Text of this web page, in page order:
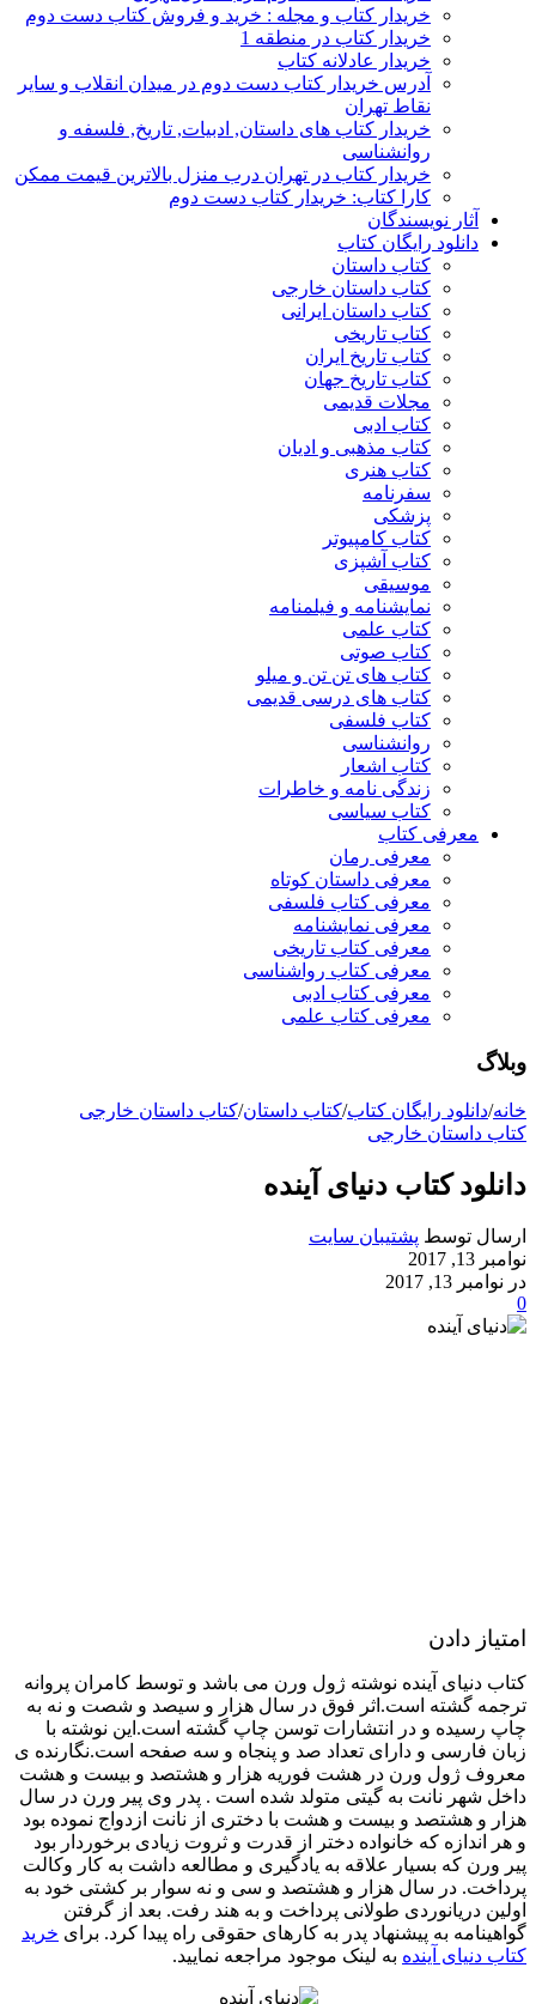
خریدار کتاب و مجله : خرید و فروش کتاب دست دوم
خریدار کتاب در منطقه 1
خریدار عادلانه کتاب
آدرس خریدار کتاب دست دوم در میدان انقلاب و سایر
نقاط تهران
خریدار کتاب های داستان, ادبیات, تاریخ, فلسفه و
روانشناسی
خریدار کتاب در تهران درب منزل بالاترین قیمت ممکن
کارا کتاب: خریدار کتاب دست دوم
آثار نویسندگان
دانلود رایگان کتاب
کتاب داستان
کتاب داستان خارجی
کتاب داستان ایرانی
کتاب تاریخی
کتاب تاریخ ایران
کتاب تاریخ جهان
مجلات قدیمی
کتاب ادبی
کتاب مذهبی و ادیان
کتاب هنری
سفرنامه
پزشکی
کتاب کامپیوتر
کتاب آشپزی
موسیقی
نمایشنامه و فیلمنامه
کتاب علمی
کتاب صوتی
کتاب های تن تن و میلو
کتاب های درسی قدیمی
کتاب فلسفی
روانشناسی
کتاب اشعار
زندگی نامه و خاطرات
کتاب سیاسی
معرفی کتاب
معرفی رمان
معرفی داستان کوتاه
معرفی کتاب فلسفی
معرفی نمایشنامه
معرفی کتاب تاریخی
معرفی کتاب رواشناسی
معرفی کتاب ادبی
معرفی کتاب علمی
وبلاگ
خانه/دانلود رایگان کتاب/کتاب داستان/کتاب داستان خارجی
کتاب داستان خارجی
دانلود کتاب دنیای آینده
ارسال توسط پشتیبان سایت
نوامبر 13, 2017
در نوامبر 13, 2017
0
امتیاز دادن
کتاب دنیای آینده نوشته ژول ورن می باشد و توسط کامران پروانه
ترجمه گشته است.اثر فوق در سال هزار و سیصد و شصت و نه به
چاپ رسیده و در انتشارات توسن چاپ گشته است.این نوشته با
زبان فارسی و دارای تعداد صد و پنجاه و سه صفحه است.نگارنده ی
معروف ژول ورن در هشت فوریه هزار و هشتصد و بیست و هشت
داخل شهر نانت به گیتی متولد شده است . پدر وی پیر ورن در سال
هزار و هشتصد و بیست و هشت با دختری از نانت ازدواج نموده بود
و هر اندازه که خانواده دختر از قدرت و ثروت زیادی برخوردار بود
پیر ورن که بسیار علاقه به یادگیری و مطالعه داشت به کار وکالت
پرداخت. در سال هزار و هشتصد و سی و نه سوار بر کشتی خود به
اولین دریانوردی طولانی پرداخت و به هند رفت. بعد از گرفتن
گواهینامه به پیشنهاد پدر به کارهای حقوقی راه پیدا کرد. برای خرید
کتاب دنیای آینده به لینک موجود مراجعه نمایید.